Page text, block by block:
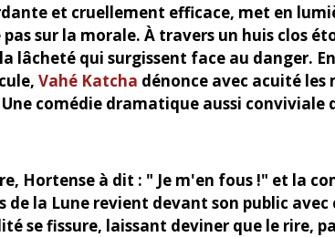
et cruellement efficace, met en
sur la morale. À travers un huis clos
lâcheté qui surgissent face au danger.
Vahé Katcha dénonce avec acuité les
comédie dramatique aussi conviviale
Hortense à dit : " Je m'en fous !" et la
de la Lune revient devant son public
se fissure, laissant deviner que le rire,